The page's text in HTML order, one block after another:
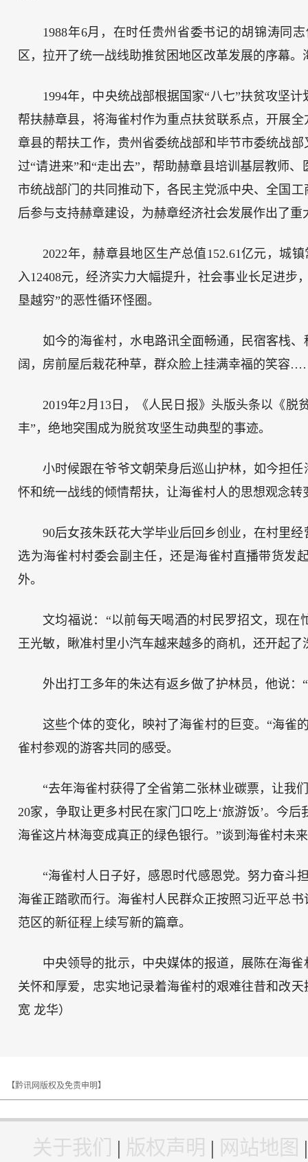
1988年6月，在时任贵州省委书记的胡锦涛同
区，拉开了统一战线助推贫困地区改革发展的序幕
1994年，中央统战部根据国家“八七”扶贫攻坚
帮扶赫章县，将海雀村作为重点扶贫联系点，开展
章县的帮扶工作，贵州省委统战部和毕节市委统战
过“请进来”和“走出去”，帮助赫章县培训基层教师
市统战部门的共同推动下，各民主党派中央、全国
后参与支持赫章建设，为赫章经济社会发展作出了重
2022年，赫章县地区生产总值152.61亿元，城
入12408元，经济实力大幅提升，社会事业长足进
垦越穷”的恶性循环怪圈。
如今的海雀村，水电路讯全面畅通，民宿客栈
阔，房前屋后栽花种草，群众脸上挂满幸福的笑容
2019年2月13日，《人民日报》头版头条以《脱
丰”，绝地突围成为脱贫攻坚生动典型的事迹。
小时候跟在爷爷文朝荣身后巡山护林，如今担
怀和统一战线的倾情帮扶，让海雀村人的思想观念转
90后女孩朱跃花大学毕业后回乡创业，在村里
选为海雀村村委会副主任，还是海雀村直播带货发
外。
文均福说：“以前每天喝酒的村民罗招文，现
王光敏，瞅准村里小汽车越来越多的商机，还开起了
外出打工多年的朱达有返乡做了护林员，他说
这些个体的变化，映衬了海雀村的巨变。“海雀
雀村参观的游客共同的感受。
“去年海雀村获得了全省第二张林业碳票，让我
20家，争取让更多村民在家门口吃上‘旅游饭’。今
海雀这片林海变成真正的绿色银行。”谈到海雀村未
“海雀村人日子好，感恩时代感恩党。努力奋
海雀正踏歌而行。海雀村人民群众正按照习近平总
范区的新征程上续写新的篇章。
中央领导的批示，中央媒体的报道，展陈在海
关怀和厚爱，忠实地记录着海雀村的艰难往昔和改
宽 龙华）
【黔讯网版权及免责申明】
关于我们 | 版权声明 | 网站地图